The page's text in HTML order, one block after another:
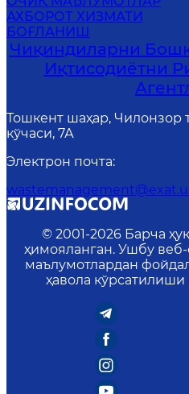
АХБОРОТ ХИЗМАТИ
БОҒЛАНИШ
Чиқиндиларни
Иқтисодиётни
Тошкент шаҳар, Чилонзор
кўчаси, 7А
Электрон почта:
© 2001-2026 Барча
ҳимояланган. Ушбу веб-
маълумотлардан
ҳавола кўрсатилиши